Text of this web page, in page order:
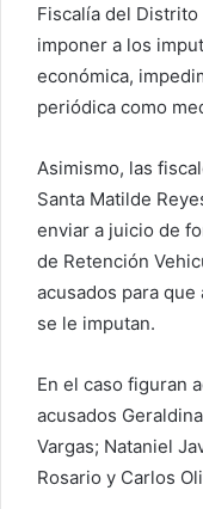
Fiscalía del
imponer a los
económica,
periódica como
Asimismo, las
Santa Matilde
enviar a juicio de
de Retención
acusados para
se le imputan.
En el caso figuran
acusados
Vargas; Nataniel
Rosario y Carlos